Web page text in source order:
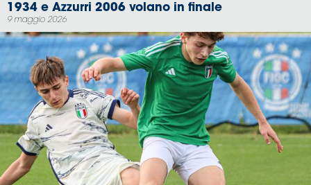
1934 e Azzurri 2006 volano in finale
9 maggio 2026